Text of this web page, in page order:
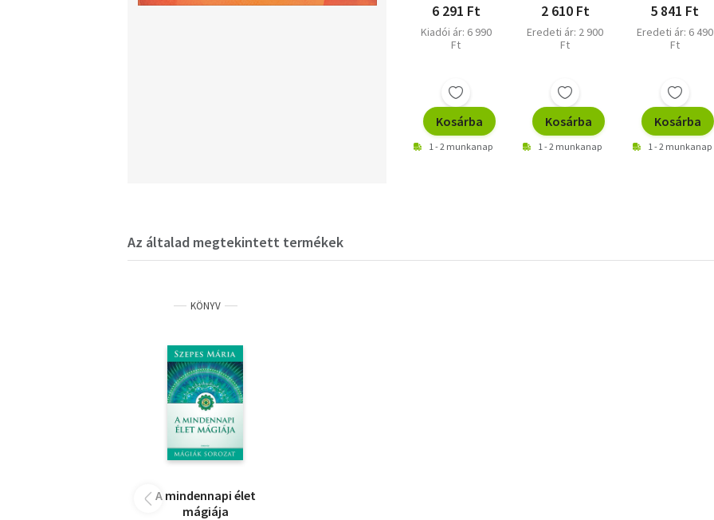
6 291 Ft
Kiadói ár: 6 990
Ft
Kosárba
1 - 2 munkanap
2 610 Ft
Eredeti ár: 2 900
Ft
Kosárba
1 - 2 munkanap
5 841 Ft
Eredeti ár: 6 490
Ft
Kosárba
1 - 2 munkanap
Az általad megtekintett termékek
KÖNYV
A mindennapi élet
mágiája